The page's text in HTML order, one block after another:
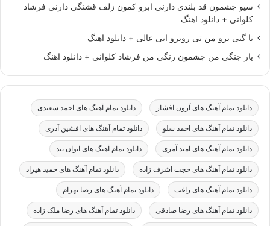
سیو چشمون قد بلندی دارنی ابرو کمون زلف قشنگی دارنی فرشاد
کلوانی + دانلود اهنگ
تا گنی برو من تی روبرو ابی عالی + دانلود اهنگ
یار جنگی من چشمون رنگی من فرشاد کلوانی + دانلود اهنگ
دانلود تمام آهنگ های آرون افشار دانلود تمام آهنگ های احمد سعیدی
دانلود تمام آهنگ های احمد سلو دانلود تمام آهنگ های افشین آذری
دانلود تمام آهنگ های امید آمری دانلود تمام آهنگ های ایوان بند
دانلود تمام آهنگ های حجت اشرف زاده دانلود تمام آهنگ های حمید هیراد
دانلود تمام آهنگ های راغب دانلود تمام آهنگ های رضا بهرام
دانلود تمام آهنگ های رضا صادقی دانلود تمام آهنگ های رضا ملک زاده